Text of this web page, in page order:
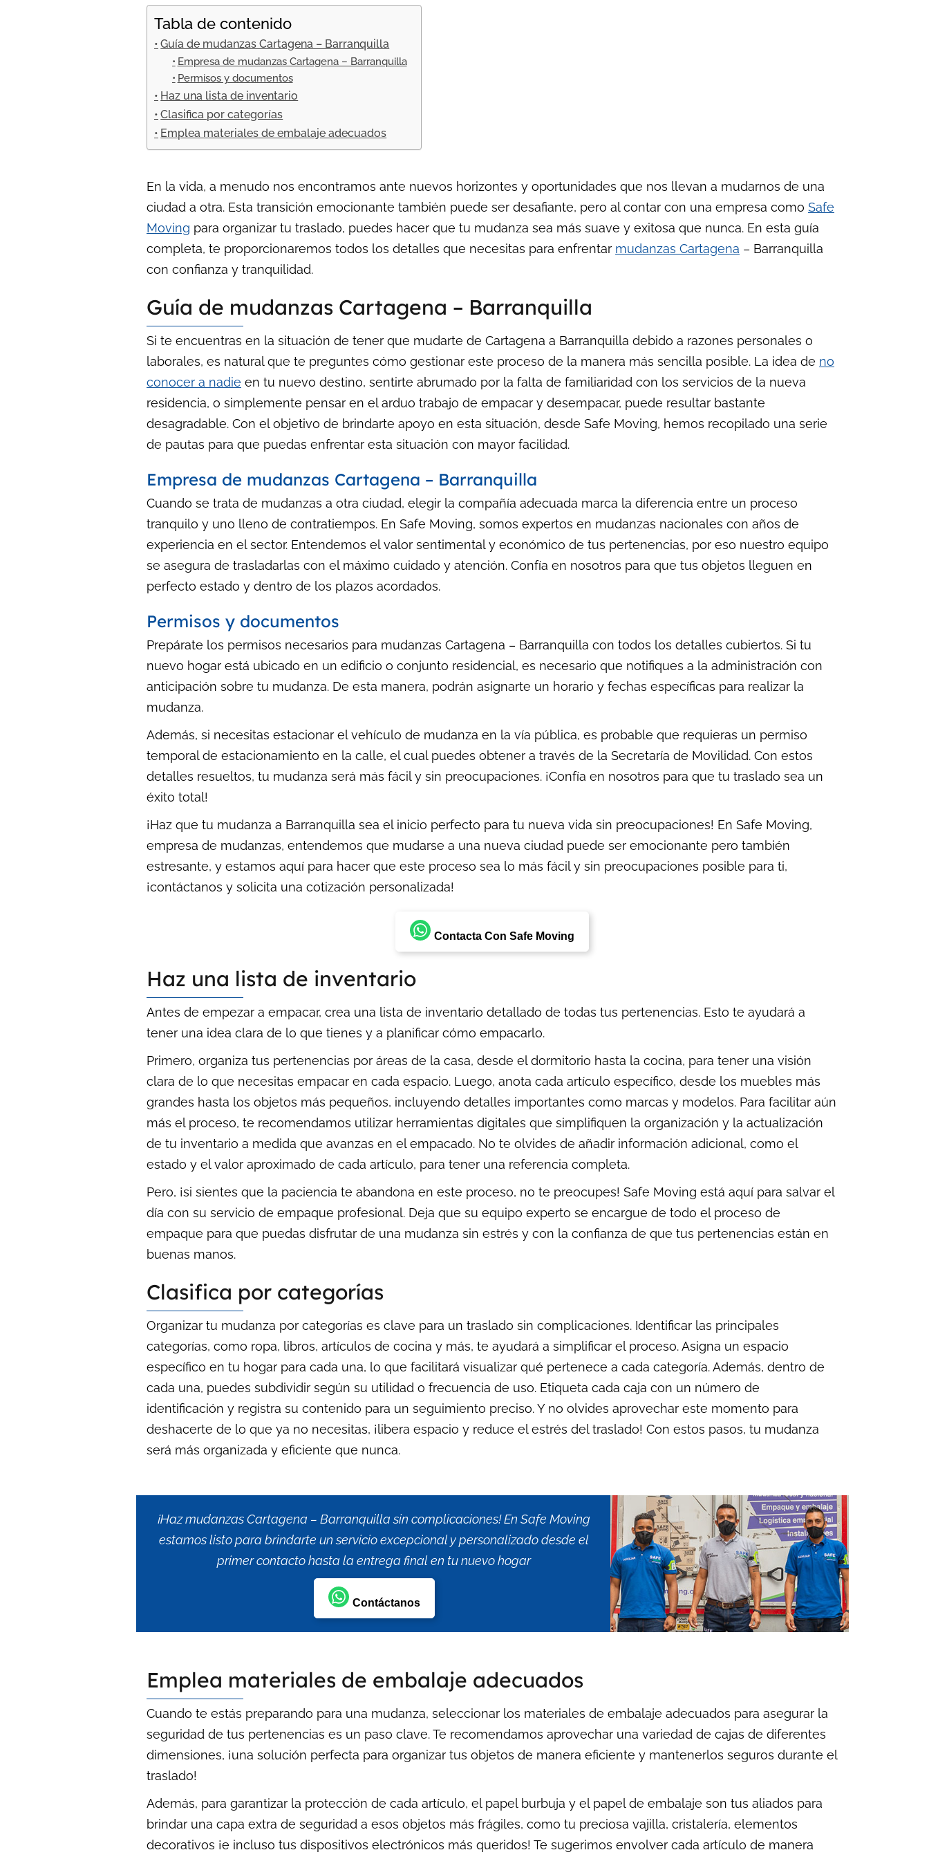
Tabla de contenido
Guía de mudanzas Cartagena – Barranquilla
Empresa de mudanzas Cartagena – Barranquilla
Permisos y documentos
Haz una lista de inventario
Clasifica por categorías
Emplea materiales de embalaje adecuados
En la vida, a menudo nos encontramos ante nuevos horizontes y oportunidades que nos llevan a mudarnos de una
ciudad a otra. Esta transición emocionante también puede ser desafiante, pero al contar con una empresa como Safe
Moving para organizar tu traslado, puedes hacer que tu mudanza sea más suave y exitosa que nunca. En esta guía
completa, te proporcionaremos todos los detalles que necesitas para enfrentar mudanzas Cartagena – Barranquilla
con confianza y tranquilidad.
Guía de mudanzas Cartagena – Barranquilla
Si te encuentras en la situación de tener que mudarte de Cartagena a Barranquilla debido a razones personales o
laborales, es natural que te preguntes cómo gestionar este proceso de la manera más sencilla posible. La idea de no
conocer a nadie en tu nuevo destino, sentirte abrumado por la falta de familiaridad con los servicios de la nueva
residencia, o simplemente pensar en el arduo trabajo de empacar y desempacar, puede resultar bastante
desagradable. Con el objetivo de brindarte apoyo en esta situación, desde Safe Moving, hemos recopilado una serie
de pautas para que puedas enfrentar esta situación con mayor facilidad.
Empresa de mudanzas Cartagena – Barranquilla
Cuando se trata de mudanzas a otra ciudad, elegir la compañía adecuada marca la diferencia entre un proceso
tranquilo y uno lleno de contratiempos. En Safe Moving, somos expertos en mudanzas nacionales con años de
experiencia en el sector. Entendemos el valor sentimental y económico de tus pertenencias, por eso nuestro equipo
se asegura de trasladarlas con el máximo cuidado y atención. Confía en nosotros para que tus objetos lleguen en
perfecto estado y dentro de los plazos acordados.
Permisos y documentos
Prepárate los permisos necesarios para mudanzas Cartagena – Barranquilla con todos los detalles cubiertos. Si tu
nuevo hogar está ubicado en un edificio o conjunto residencial, es necesario que notifiques a la administración con
anticipación sobre tu mudanza. De esta manera, podrán asignarte un horario y fechas específicas para realizar la
mudanza.
Además, si necesitas estacionar el vehículo de mudanza en la vía pública, es probable que requieras un permiso
temporal de estacionamiento en la calle, el cual puedes obtener a través de la Secretaría de Movilidad. Con estos
detalles resueltos, tu mudanza será más fácil y sin preocupaciones. ¡Confía en nosotros para que tu traslado sea un
éxito total!
¡Haz que tu mudanza a Barranquilla sea el inicio perfecto para tu nueva vida sin preocupaciones! En Safe Moving,
empresa de mudanzas, entendemos que mudarse a una nueva ciudad puede ser emocionante pero también
estresante, y estamos aquí para hacer que este proceso sea lo más fácil y sin preocupaciones posible para ti,
¡contáctanos y solicita una cotización personalizada!
Contacta Con Safe Moving
Haz una lista de inventario
Antes de empezar a empacar, crea una lista de inventario detallado de todas tus pertenencias. Esto te ayudará a
tener una idea clara de lo que tienes y a planificar cómo empacarlo.
Primero, organiza tus pertenencias por áreas de la casa, desde el dormitorio hasta la cocina, para tener una visión
clara de lo que necesitas empacar en cada espacio. Luego, anota cada artículo específico, desde los muebles más
grandes hasta los objetos más pequeños, incluyendo detalles importantes como marcas y modelos. Para facilitar aún
más el proceso, te recomendamos utilizar herramientas digitales que simplifiquen la organización y la actualización
de tu inventario a medida que avanzas en el empacado. No te olvides de añadir información adicional, como el
estado y el valor aproximado de cada artículo, para tener una referencia completa.
Pero, ¡si sientes que la paciencia te abandona en este proceso, no te preocupes! Safe Moving está aquí para salvar el
día con su servicio de empaque profesional. Deja que su equipo experto se encargue de todo el proceso de
empaque para que puedas disfrutar de una mudanza sin estrés y con la confianza de que tus pertenencias están en
buenas manos.
Clasifica por categorías
Organizar tu mudanza por categorías es clave para un traslado sin complicaciones. Identificar las principales
categorías, como ropa, libros, artículos de cocina y más, te ayudará a simplificar el proceso. Asigna un espacio
específico en tu hogar para cada una, lo que facilitará visualizar qué pertenece a cada categoría. Además, dentro de
cada una, puedes subdividir según su utilidad o frecuencia de uso. Etiqueta cada caja con un número de
identificación y registra su contenido para un seguimiento preciso. Y no olvides aprovechar este momento para
deshacerte de lo que ya no necesitas, ¡libera espacio y reduce el estrés del traslado! Con estos pasos, tu mudanza
será más organizada y eficiente que nunca.
¡Haz mudanzas Cartagena – Barranquilla sin complicaciones! En Safe Moving
estamos listo para brindarte un servicio excepcional y personalizado desde el
primer contacto hasta la entrega final en tu nuevo hogar
Contáctanos
Emplea materiales de embalaje adecuados
Cuando te estás preparando para una mudanza, seleccionar los materiales de embalaje adecuados para asegurar la
seguridad de tus pertenencias es un paso clave. Te recomendamos aprovechar una variedad de cajas de diferentes
dimensiones, ¡una solución perfecta para organizar tus objetos de manera eficiente y mantenerlos seguros durante el
traslado!
Además, para garantizar la protección de cada artículo, el papel burbuja y el papel de embalaje son tus aliados para
brindar una capa extra de seguridad a esos objetos más frágiles, como tu preciosa vajilla, cristalería, elementos
decorativos ¡e incluso tus dispositivos electrónicos más queridos! Te sugerimos envolver cada artículo de manera